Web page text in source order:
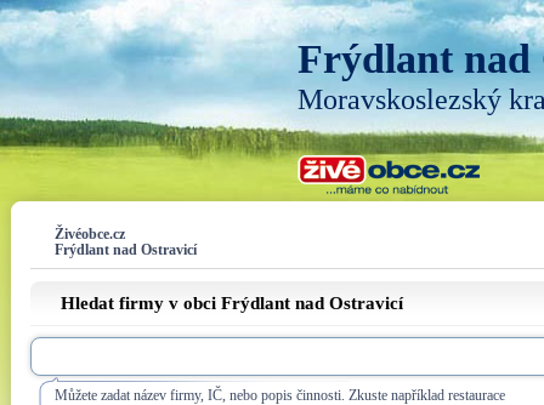
Frýdlant nad
Moravskoslezský
Živéobce.cz
Frýdlant nad Ostravicí
Hledat firmy v obci Frýdlant nad Ostravicí
Můžete zadat název firmy, IČ, nebo popis činnosti. Zkuste například restaurace